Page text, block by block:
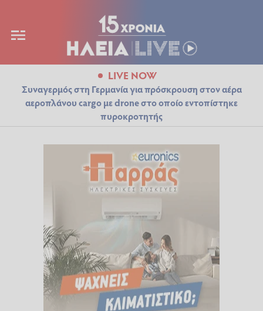
LIVE NOW
Συναγερμός στη Γερμανία για πρόσκρουση στον αέρα
αεροπλάνου cargo με drone στο οποίο εντοπίστηκε
πυροκροτητής